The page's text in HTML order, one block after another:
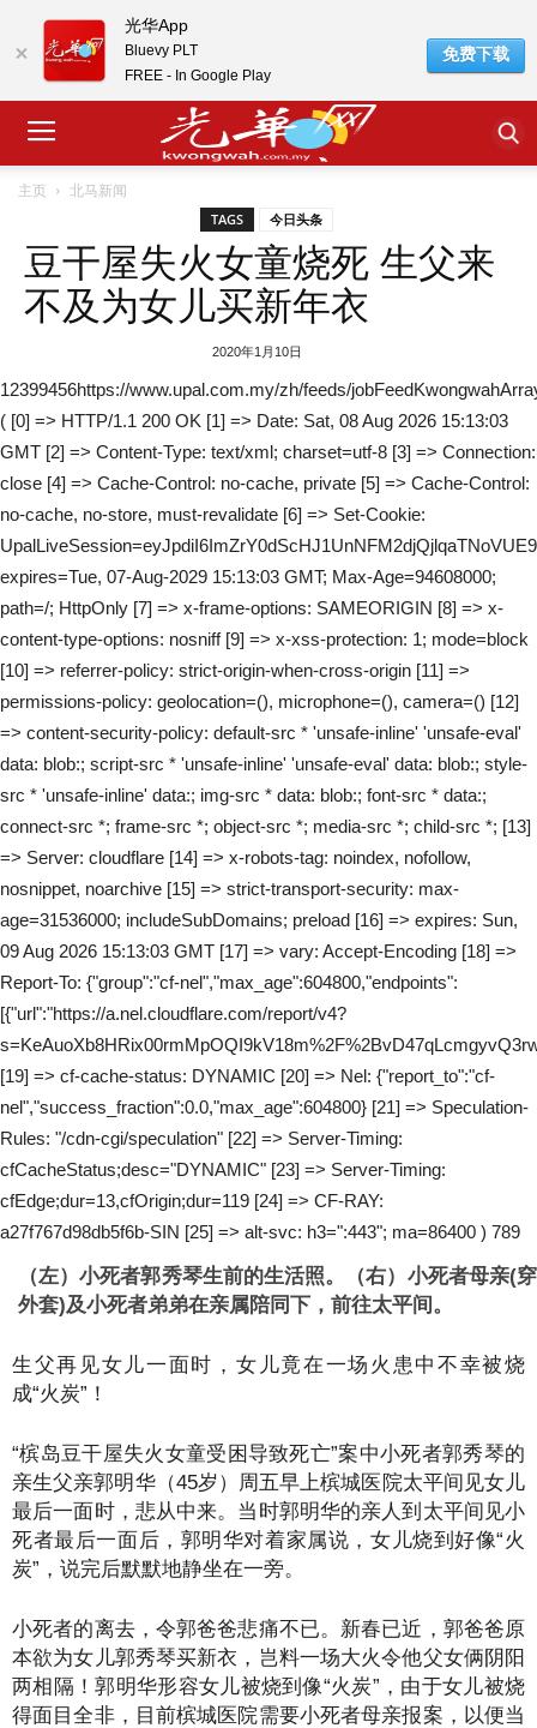
主页 北马新闻
TAGS 今日头条
豆干屋失火女童烧死 生父来
不及为女儿买新年衣
2020年1月10日
12399456https://www.upal.com.my/zh/feeds/
( [0] => HTTP/1.1 200 OK [1] => Date: Sat, 08 Aug 2026 15:13:03
GMT [2] => Content-Type: text/xml; charset=utf-8 [3] => Connection:
close [4] => Cache-Control: no-cache, private [5] => Cache-Control:
no-cache, no-store, must-revalidate [6] => Set-Cookie:
expires=Tue, 07-Aug-2029 15:13:03 GMT; Max-Age=94608000;
path=/; HttpOnly [7] => x-frame-options: SAMEORIGIN [8] => x-
content-type-options: nosniff [9] => x-xss-protection: 1; mode=block
[10] => referrer-policy: strict-origin-when-cross-origin [11] =>
permissions-policy: geolocation=(), microphone=(), camera=() [12]
=> content-security-policy: default-src * 'unsafe-inline' 'unsafe-eval'
data: blob:; script-src * 'unsafe-inline' 'unsafe-eval' data: blob:; style-
src * 'unsafe-inline' data:; img-src * data: blob:; font-src * data:;
connect-src *; frame-src *; object-src *; media-src *; child-src *; [13]
=> Server: cloudflare [14] => x-robots-tag: noindex, nofollow,
nosnippet, noarchive [15] => strict-transport-security: max-
age=31536000; includeSubDomains; preload [16] => expires: Sun,
09 Aug 2026 15:13:03 GMT [17] => vary: Accept-Encoding [18] =>
Report-To: {"group":"cf-nel","max_age":604800,"endpoints":
[{"url":"https://a.nel.cloudflare.com/report/v4?
[19] => cf-cache-status: DYNAMIC [20] => Nel: {"report_to":"cf-
nel","success_fraction":0.0,"max_age":604800} [21] => Speculation-
Rules: "/cdn-cgi/speculation" [22] => Server-Timing:
cfCacheStatus;desc="DYNAMIC" [23] => Server-Timing:
cfEdge;dur=13,cfOrigin;dur=119 [24] => CF-RAY:
a27f767d98db5f6b-SIN [25] => alt-svc: h3=":443"; ma=86400 ) 789
（左）小死者郭秀琴生前的生活照。（右）小死者母亲(穿
外套)及小死者弟弟在亲属陪同下，前往太平间。
生父再见女儿一面时，女儿竟在一场火患中不幸被烧
成“火炭”！
“槟岛豆干屋失火女童受困导致死亡”案中小死者郭秀琴的
亲生父亲郭明华（45岁）周五早上槟城医院太平间见女儿
最后一面时，悲从中来。当时郭明华的亲人到太平间见小
死者最后一面后，郭明华对着家属说，女儿烧到好像“火
炭”，说完后默默地静坐在一旁。
小死者的离去，令郭爸爸悲痛不已。新春已近，郭爸爸原
本欲为女儿郭秀琴买新衣，岂料一场大火令他父女俩阴阳
两相隔！郭明华形容女儿被烧到像“火炭”，由于女儿被烧
得面目全非，目前槟城医院需要小死者母亲报案，以便当
光华App
Bluevy PLT
FREE - In Google Play
免费下载